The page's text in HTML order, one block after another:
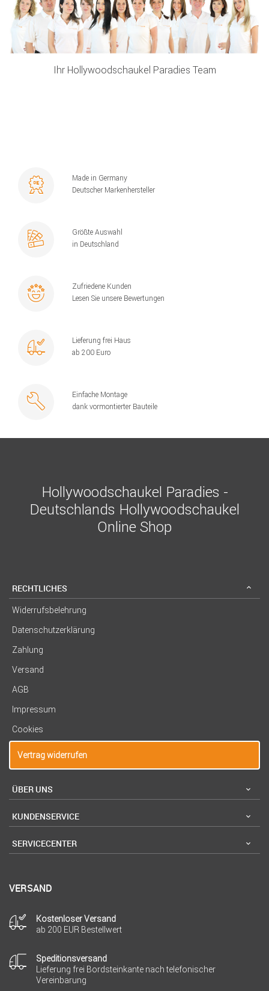
Ihr Hollywoodschaukel Paradies Team
Made in Germany
Deutscher Markenhersteller
Größte Auswahl
in Deutschland
Zufriedene Kunden
Lesen Sie unsere Bewertungen
Lieferung frei Haus
ab 200 Euro
Einfache Montage
dank vormontierter Bauteile
Hollywoodschaukel Paradies -
Deutschlands Hollywoodschaukel
Online Shop
RECHTLICHES
Widerrufsbelehrung
Datenschutzerklärung
Zahlung
Versand
AGB
Impressum
Cookies
Vertrag widerrufen
ÜBER UNS
KUNDENSERVICE
SERVICECENTER
VERSAND
Kostenloser Versand
ab 200 EUR Bestellwert
Speditionsversand
Lieferung frei Bordsteinkante nach telefonischer
Vereinbarung